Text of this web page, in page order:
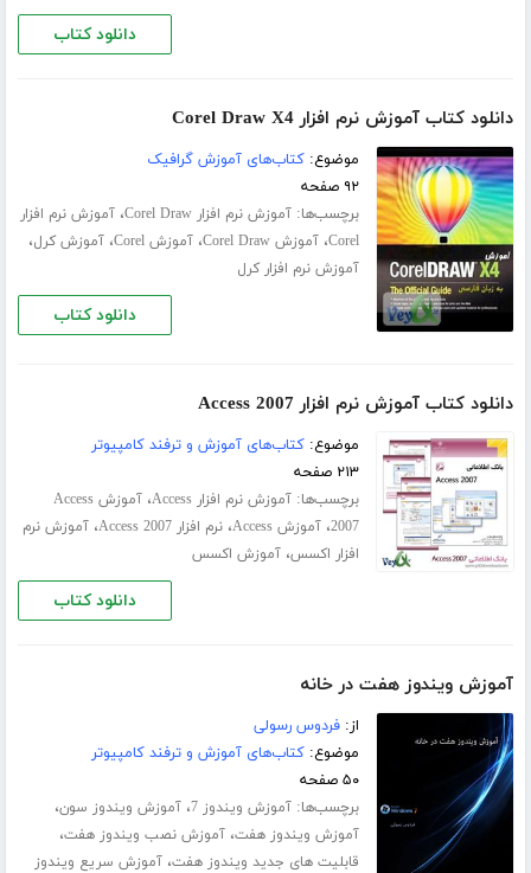
دانلود کتاب
دانلود کتاب آموزش نرم افزار Corel Draw X4
موضوع:کتاب‌های آموزش گرافیک
۹۲ صفحه
برچسب‌ها:آموزش نرم افزار Corel Draw ،آموزش نرم افزار
Corel،آموزش Corel Draw ،آموزش Corel ،آموزش کرل،
آموزش نرم افزار کرل
دانلود کتاب
دانلود کتاب آموزش نرم افزار Access 2007
موضوع:کتاب‌های آموزش و ترفند کامپیوتر
۲۱۳ صفحه
برچسب‌ها:آموزش نرم افزار Access ،
آموزش Access
2007،آموزش Access ،نرم افزار Access 2007 ،آموزش نرم
افزار اکسس،آموزش اکسس
دانلود کتاب
آموزش ویندوز هفت در خانه
از:فردوس رسولی
موضوع:کتاب‌های آموزش و ترفند کامپیوتر
۵۰ صفحه
برچسب‌ها:آموزش ویندوز 7 ،آموزش ویندوز سون،
آموزش ویندوز هفت،آموزش نصب ویندوز هفت،
قابلیت های جدید ویندوز هفت،آموزش سریع ویندوز